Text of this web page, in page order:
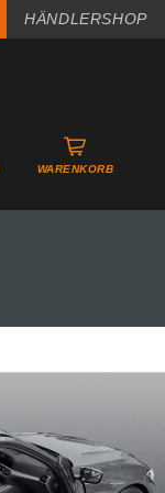
HÄNDLERSHOP
WARENKORB